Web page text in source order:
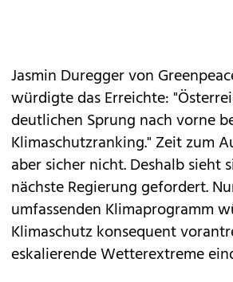
Jasmin Duregger von
würdigte das Erreichte:
deutlichen Sprung nach vorne
Klimaschutzranking." Zeit zum
aber sicher nicht. Deshalb sieht
nächste Regierung gefordert.
umfassenden Klimaprogramm
Klimaschutz konsequent
eskalierende Wetterextreme